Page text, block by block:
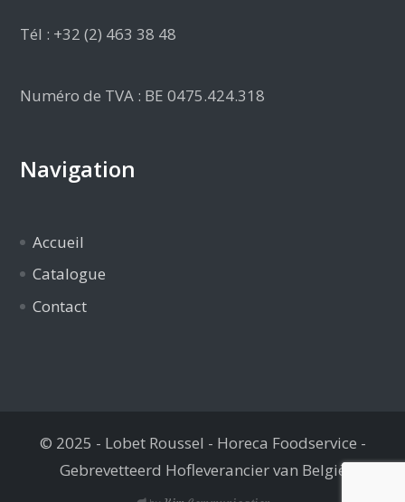
Tél : +32 (2) 463 38 48
Numéro de TVA : BE 0475.424.318
Navigation
Accueil
Catalogue
Contact
© 2025 - Lobet Roussel - Horeca Foodservice -
Gebrevetteerd Hofleverancier van België